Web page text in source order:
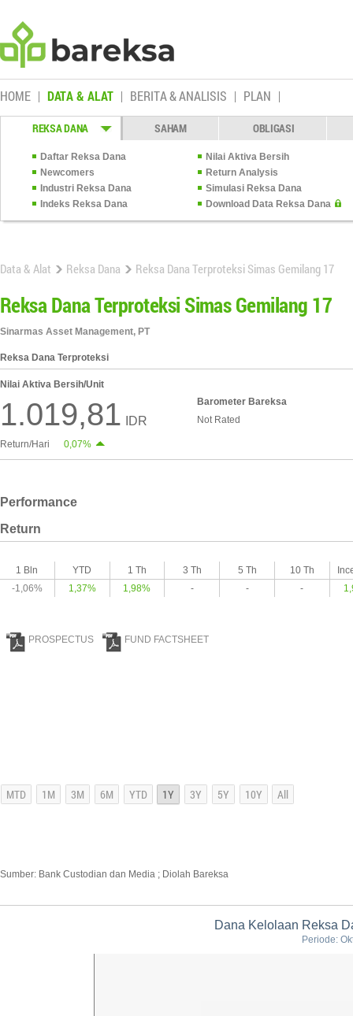
HOME DATA & ALAT BERITA & ANALISIS PLAN
REKSA DANA SAHAM OBLIGASI
Daftar Reksa Dana
Nilai Aktiva Bersih
Newcomers
Return Analysis
Industri Reksa Dana
Simulasi Reksa Dana
Indeks Reksa Dana
Download Data Reksa Dana
Data & Alat Reksa Dana Reksa Dana Terproteksi Simas Gemilang 17
Reksa Dana Terproteksi Simas Gemilang 17
Sinarmas Asset Management, PT
Reksa Dana Terproteksi
Nilai Aktiva Bersih/Unit
1.019,81 IDR
Barometer Bareksa
Not Rated
Return/Hari 0,07%
Performance
Return
1 Bln YTD 1 Th 3 Th 5 Th 10 Th
-1,06%
1,37% 1,98% - - -
PROSPECTUS FUND FACTSHEET
Sumber: Bank Custodian dan Media ; Diolah Bareksa
Dana Kelolaan Reksa
Periode: